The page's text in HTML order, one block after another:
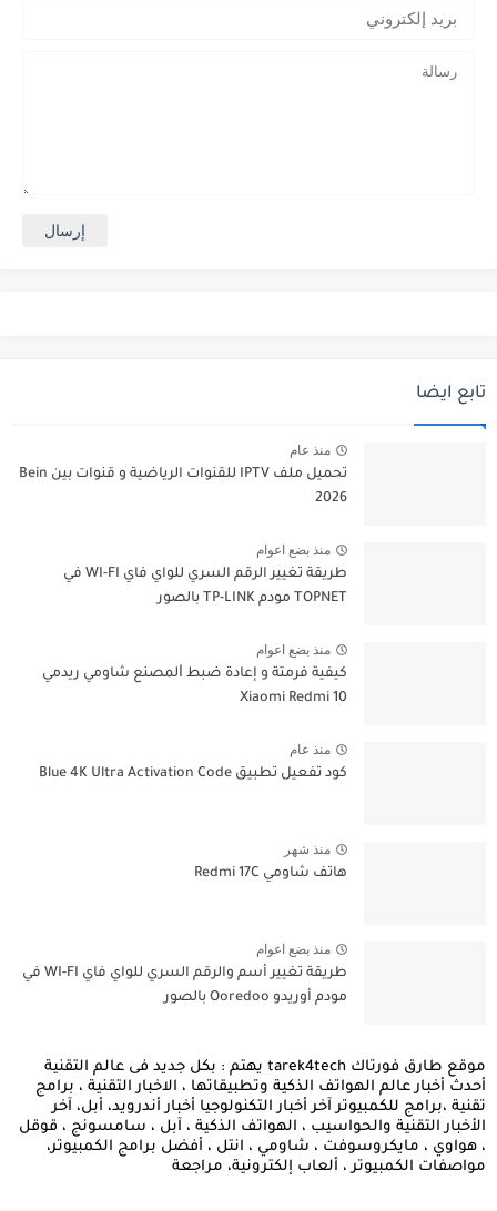
تابع ايضا
منذ عام
تحميل ملف IPTV للقنوات الرياضية و قنوات بين Bein
2026
منذ بضع اعوام
طريقة تغيير الرقم السري للواي فاي WI-FI في
TOPNET مودم TP-LINK بالصور
منذ بضع اعوام
كيفية فرمتة و إعادة ﺿﺒﻂ ﺍﻟﻤﺼﻨﻊ شاومي ريدمي
Xiaomi Redmi 10
منذ عام
كود تفعيل تطبيق Blue 4K Ultra Activation Code
منذ شهر
هاتف شاومي Redmi 17C
منذ بضع اعوام
طريقة تغيير أسم والرقم السري للواي فاي WI-FI في
مودم أوريدو Ooredoo بالصور
موقع طارق فورتاك tarek4tech يهتم : بكل جديد فى عالم التقنية
أحدث أخبار عالم الهواتف الذكية وتطبيقاتها ، الاخبار التقنية ، برامج
تقنية ،برامج للكمبيوتر آخر أخبار التكنولوجيا أخبار أندرويد، أبل، آخر
الأخبار التقنية والحواسيب ، الهواتف الذكية ، آبل ، سامسونج ، قوقل
، هواوي ، مايكروسوفت ، شاومي ، انتل ، أفضل برامج الكمبيوتر،
مواصفات الكمبيوتر ، ألعاب إلكترونية، مراجعة